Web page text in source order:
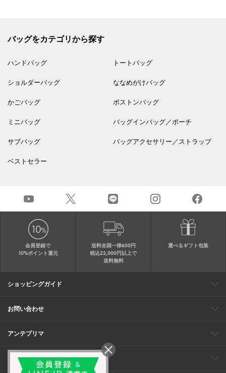
バッグをカテゴリから探す
ハンドバッグ トートバッグ
ショルダーバッグ ななめがけバッグ
かごバッグ ボストンバッグ
ミニバッグ バッグインバッグ／ポーチ
サブバッグ バッグアクセサリー／ストラップ
ベストセラー
会員登録で
10%ポイント還元
送料全国一律600円
税込22,000円以上で
送料無料
選べるギフト包装
ショッピングガイド
会員特典
ご購入・配送について
返品について
ギフト包装
FAQ
サイトマップ
お問い合わせ
メールでのお問い合わせ
お修理についてのお問い合わせ
0120-03-6961
（平日10：30～17：00）
アンテプリマ
ブランドサイト
ショップリスト
ワイヤーバッグについて
特集
オンラインストアニュース
コーポレート